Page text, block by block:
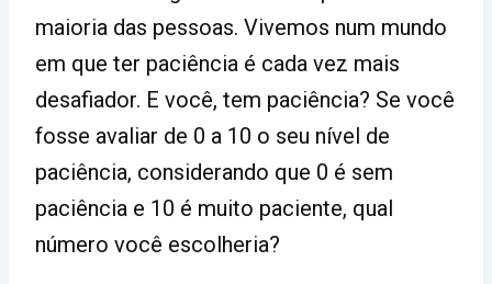
maioria das pessoas. Vivemos num mundo
em que ter paciência é cada vez mais
desafiador. E você, tem paciência? Se você
fosse avaliar de 0 a 10 o seu nível de
paciência, considerando que 0 é sem
paciência e 10 é muito paciente, qual
número você escolheria?